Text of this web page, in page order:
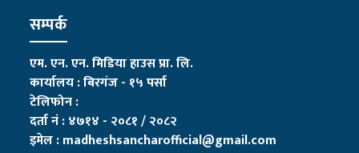
सम्पर्क
एम. एन. एन. मिडिया हाउस प्रा. लि.
कार्यालय : बिरगंज - १५ पर्सा
टेलिफोन :
दर्ता नं : ४७१४ - २०८१ / २०८२
इमेल :madheshsancharofficial@gmail.com